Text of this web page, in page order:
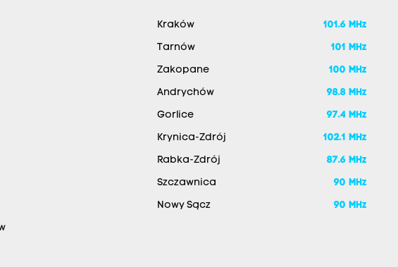
Kraków 101.6 MHz
Tarnów 101 MHz
Zakopane 100 MHz
Andrychów 98.8 MHz
Gorlice 97.4 MHz
Krynica-Zdrój 102.1 MHz
Rabka-Zdrój 87.6 MHz
Szczawnica 90 MHz
Nowy Sącz 90 MHz